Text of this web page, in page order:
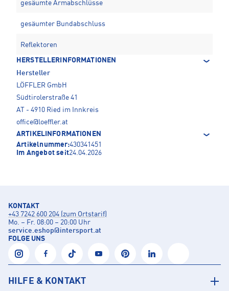
gesäumte Armabschlüsse
gesäumter Bundabschluss
Reflektoren
HERSTELLERINFORMATIONEN
Hersteller
LÖFFLER GmbH
Südtirolerstraße 41
AT - 4910 Ried im Innkreis
office@loeffler.at
ARTIKELINFORMATIONEN
Artikelnummer:430341451
Im Angebot seit24.04.2026
KONTAKT
+43 7242 600 204 (zum Ortstarif)
Mo. – Fr. 08:00 – 20:00 Uhr
service.eshop@intersport.at
FOLGE UNS
HILFE & KONTAKT